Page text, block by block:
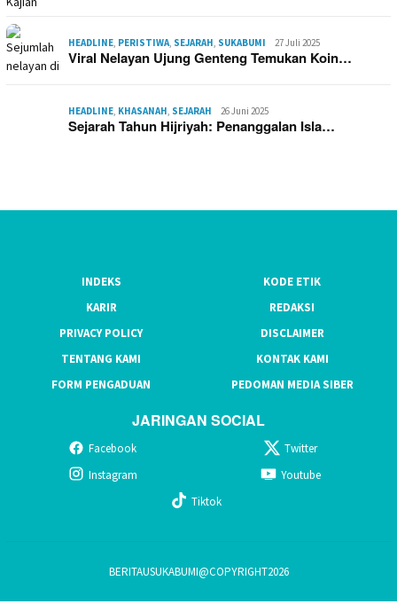
HEADLINE, PERISTIWA, SEJARAH, SUKABUMI 27 Juli 2025
Viral Nelayan Ujung Genteng Temukan Koin…
HEADLINE, KHASANAH, SEJARAH 26 Juni 2025
Sejarah Tahun Hijriyah: Penanggalan Isla…
INDEKS
KODE ETIK
KARIR
REDAKSI
PRIVACY POLICY
DISCLAIMER
TENTANG KAMI
KONTAK KAMI
FORM PENGADUAN
PEDOMAN MEDIA SIBER
JARINGAN SOCIAL
Facebook
Twitter
Instagram
Youtube
Tiktok
BERITAUSUKABUMI@COPYRIGHT2026